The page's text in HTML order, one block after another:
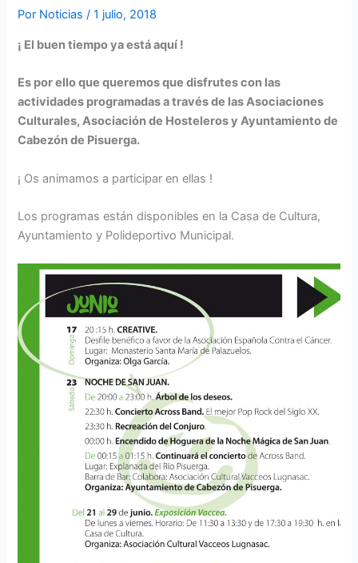
Por Noticias/1 julio, 2018
¡ El buen tiempo ya está aquí !
Es por ello que queremos que disfrutes con las
actividades programadas a través de las Asociaciones
Culturales, Asociación de Hosteleros y Ayuntamiento de
Cabezón de Pisuerga.
¡ Os animamos a participar en ellas !
Los programas están disponibles en la Casa de Cultura,
Ayuntamiento y Polideportivo Municipal.